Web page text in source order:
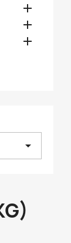



arrow_drop_down